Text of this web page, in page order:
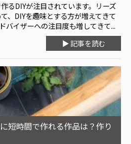
るDIYが注目されています。リーズ
、DIYを趣味とする方が増えてきて
バイザーへの注目度も増してきて...
▶ 記事を読む
短時間で作れる作品は？作り